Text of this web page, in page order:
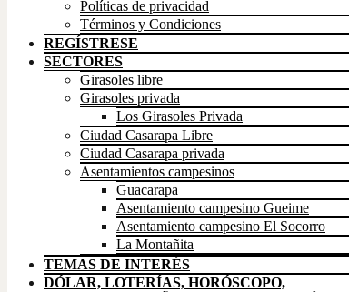
Políticas de privacidad
Términos y Condiciones
REGÍSTRESE
SECTORES
Girasoles libre
Girasoles privada
Los Girasoles Privada
Ciudad Casarapa Libre
Ciudad Casarapa privada
Asentamientos campesinos
Guacarapa
Asentamiento campesino Gueime
Asentamiento campesino El Socorro
La Montañita
TEMAS DE INTERÉS
DÓLAR, LOTERÍAS, HORÓSCOPO,